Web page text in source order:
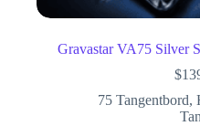
Gravastar VA75 Silver
$
75 Tangentbord,